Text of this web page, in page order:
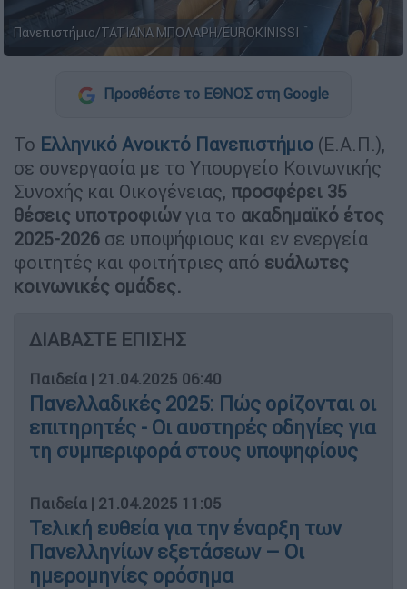
Πανεπιστήμιο/TATIANA ΜΠΟΛΑΡΗ/EUROKINISSI
Προσθέστε το ΕΘΝΟΣ στη Google
Το Ελληνικό Ανοικτό Πανεπιστήμιο (Ε.Α.Π.),
σε συνεργασία με το Υπουργείο Κοινωνικής
Συνοχής και Οικογένειας, προσφέρει 35
θέσεις υποτροφιών για το ακαδημαϊκό έτος
2025-2026 σε υποψήφιους και εν ενεργεία
φοιτητές και φοιτήτριες από ευάλωτες
κοινωνικές ομάδες.
ΔΙΑΒΑΣΤΕ ΕΠΙΣΗΣ
Παιδεία | 21.04.2025 06:40
Πανελλαδικές 2025: Πώς ορίζονται οι
επιτηρητές - Οι αυστηρές οδηγίες για
τη συμπεριφορά στους υποψηφίους
Παιδεία | 21.04.2025 11:05
Τελική ευθεία για την έναρξη των
Πανελληνίων εξετάσεων – Οι
ημερομηνίες ορόσημα